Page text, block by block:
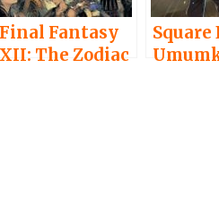
Final Fantasy
XII: The Zodiac
Square